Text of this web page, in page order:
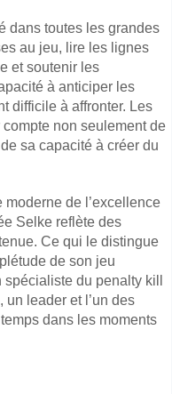
dans toutes les grandes
au jeu, lire les lignes
et soutenir les
à anticiper les
difficile à affronter. Les
non seulement de
sa capacité à créer du
de l’excellence
Selke reflète des
Ce qui le distingue
de son jeu
du penalty kill
leader et l’un des
dans les moments